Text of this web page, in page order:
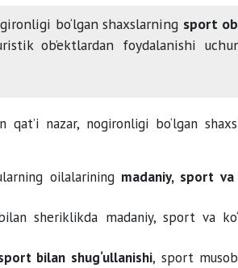
bo‘lgan shaxslarning sport
ob’ektlardan foydalanishi
qat’i nazar, nogironligi bo‘lgan
oilalarining madaniy, sport
sheriklikda madaniy, sport va
bilan shug‘ullanishi, sport